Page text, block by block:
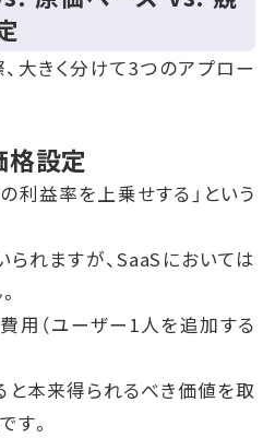
大きく分けて3つのアプロー
格設定
利益率を上乗せする」という
れますが、SaaSにおいては
用（ユーザー1人を追加する
と本来得られるべき価値を取
す。